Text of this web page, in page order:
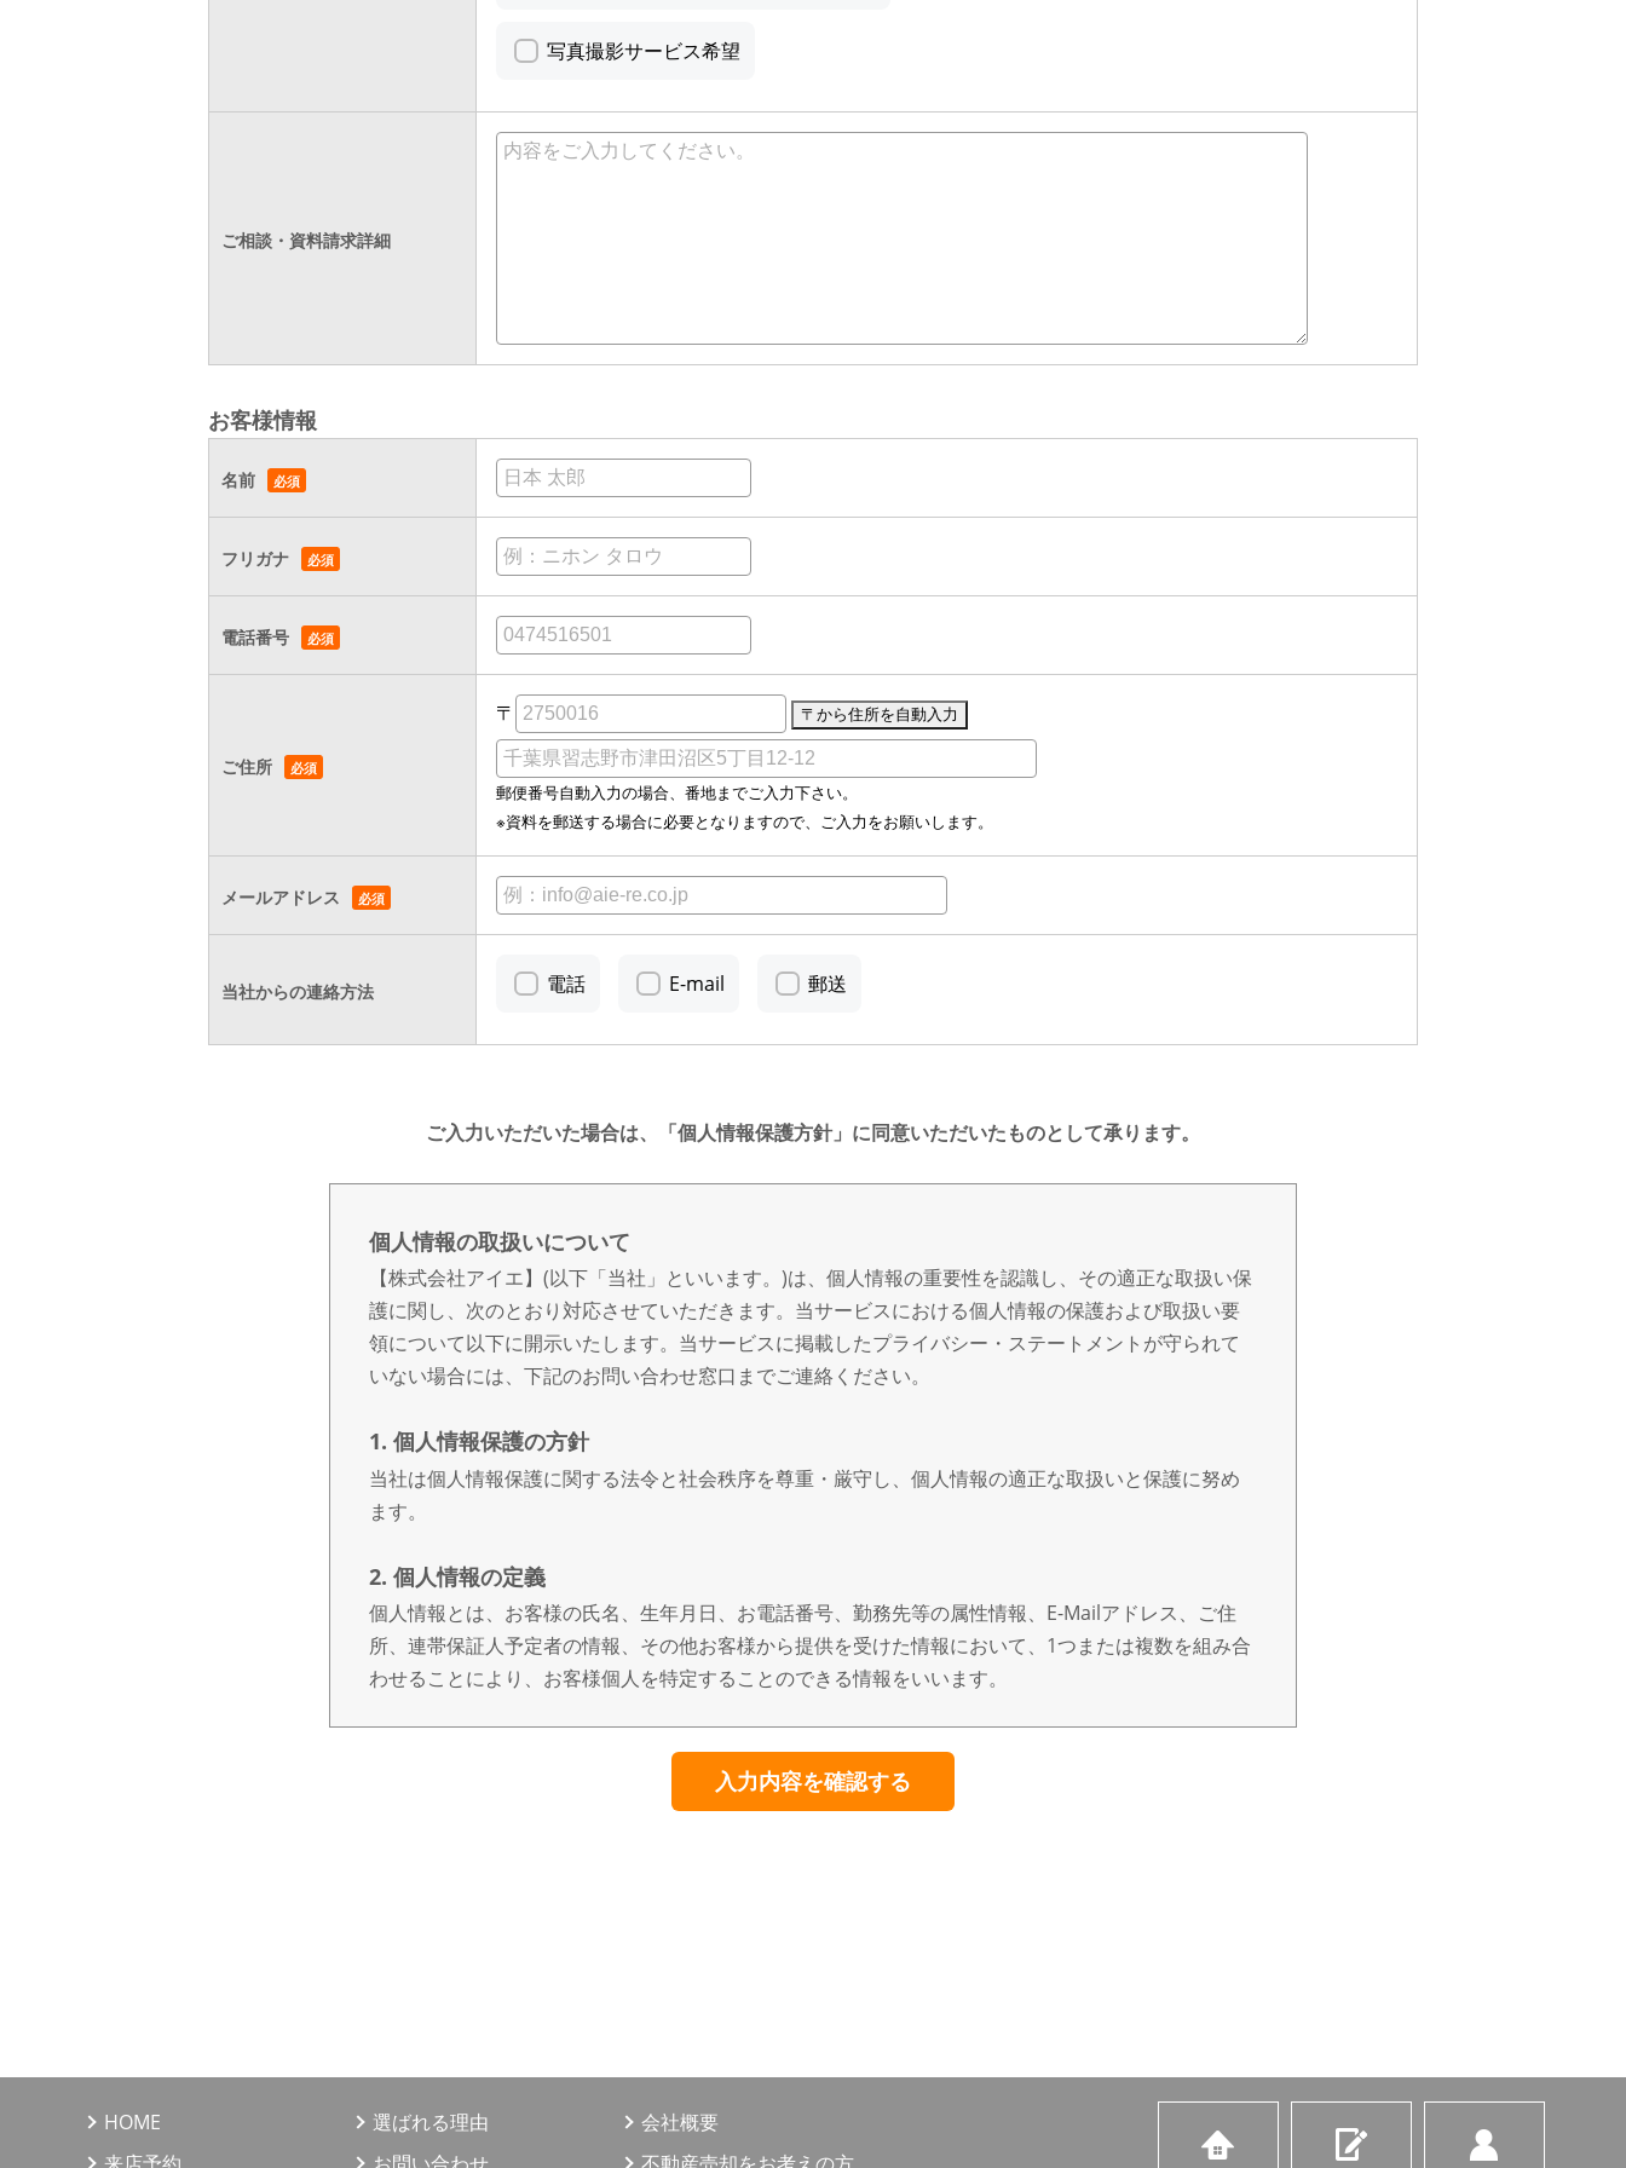
写真撮影サービス希望
ご相談・資料請求詳細
お客様情報
名前
フリガナ
電話番号
ご住所
〒
郵便番号自動入力の場合、番地までご入力下さい。
※資料を郵送する場合に必要となりますので、ご入力をお願いします。
メールアドレス
当社からの連絡方法 電話 E-mail 郵送
ご入力いただいた場合は、「個人情報保護方針」に同意いただいたものとして承ります。
個人情報の取扱いについて
【株式会社アイエ】(以下「当社」といいます。)は、個人情報の重要性を認識し、その適正な取扱い保
護に関し、次のとおり対応させていただきます。当サービスにおける個人情報の保護および取扱い要
領について以下に開示いたします。当サービスに掲載したプライバシー・ステートメントが守られて
いない場合には、下記のお問い合わせ窓口までご連絡ください。
1. 個人情報保護の方針
当社は個人情報保護に関する法令と社会秩序を尊重・厳守し、個人情報の適正な取扱いと保護に努め
ます。
2. 個人情報の定義
個人情報とは、お客様の氏名、生年月日、お電話番号、勤務先等の属性情報、E-Mailアドレス、ご住
所、連帯保証人予定者の情報、その他お客様から提供を受けた情報において、1つまたは複数を組み合
わせることにより、お客様個人を特定することのできる情報をいいます。
個人情報の取得は、適正な手段によって行うとともに、利用目的の公表、通知、明示等をさせていた
だき、ご本人の同意なく、利用目的の範囲を超えた個人情報の取扱いはいたしません。また、個人情
びアンケートのお願い等のマーケティング活動、顧客動向分析または商品開発等の調査分析。
情報、サービスの提供は、ご本人からの申出がありましたら取り止めさせていただきます。
HOME 選ばれる理由
会社概要